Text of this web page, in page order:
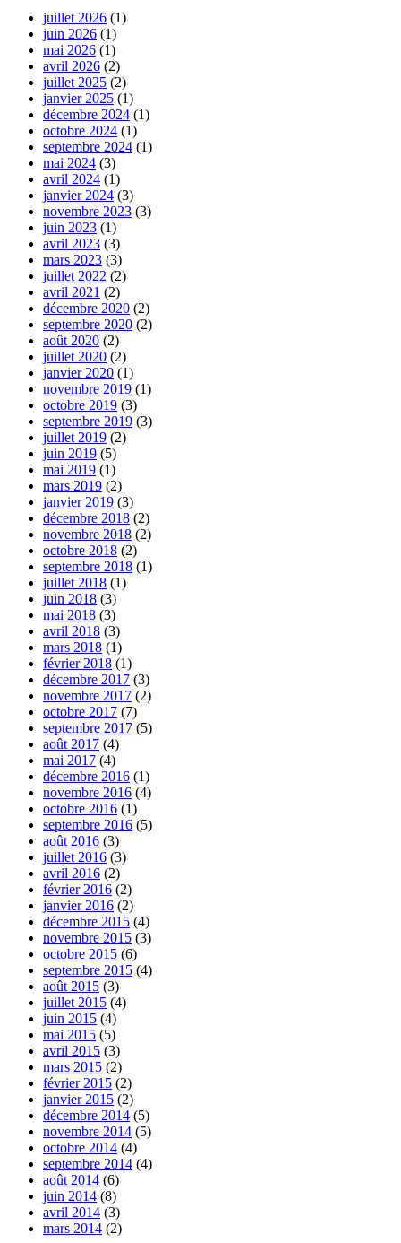
juillet 2026 (1)
juin 2026 (1)
mai 2026 (1)
avril 2026 (2)
juillet 2025 (2)
janvier 2025 (1)
décembre 2024 (1)
octobre 2024 (1)
septembre 2024 (1)
mai 2024 (3)
avril 2024 (1)
janvier 2024 (3)
novembre 2023 (3)
juin 2023 (1)
avril 2023 (3)
mars 2023 (3)
juillet 2022 (2)
avril 2021 (2)
décembre 2020 (2)
septembre 2020 (2)
août 2020 (2)
juillet 2020 (2)
janvier 2020 (1)
novembre 2019 (1)
octobre 2019 (3)
septembre 2019 (3)
juillet 2019 (2)
juin 2019 (5)
mai 2019 (1)
mars 2019 (2)
janvier 2019 (3)
décembre 2018 (2)
novembre 2018 (2)
octobre 2018 (2)
septembre 2018 (1)
juillet 2018 (1)
juin 2018 (3)
mai 2018 (3)
avril 2018 (3)
mars 2018 (1)
février 2018 (1)
décembre 2017 (3)
novembre 2017 (2)
octobre 2017 (7)
septembre 2017 (5)
août 2017 (4)
mai 2017 (4)
décembre 2016 (1)
novembre 2016 (4)
octobre 2016 (1)
septembre 2016 (5)
août 2016 (3)
juillet 2016 (3)
avril 2016 (2)
février 2016 (2)
janvier 2016 (2)
décembre 2015 (4)
novembre 2015 (3)
octobre 2015 (6)
septembre 2015 (4)
août 2015 (3)
juillet 2015 (4)
juin 2015 (4)
mai 2015 (5)
avril 2015 (3)
mars 2015 (2)
février 2015 (2)
janvier 2015 (2)
décembre 2014 (5)
novembre 2014 (5)
octobre 2014 (4)
septembre 2014 (4)
août 2014 (6)
juin 2014 (8)
avril 2014 (3)
mars 2014 (2)